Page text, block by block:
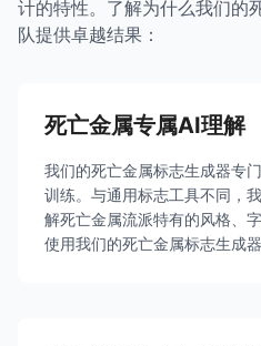
计的特性。了解为什么我们的
队提供卓越结果：
死亡金属专属AI理解
我们的死亡金属标志生成器专
训练。与通用标志工具不同，
解死亡金属流派特有的风格、
使用我们的死亡金属标志生成